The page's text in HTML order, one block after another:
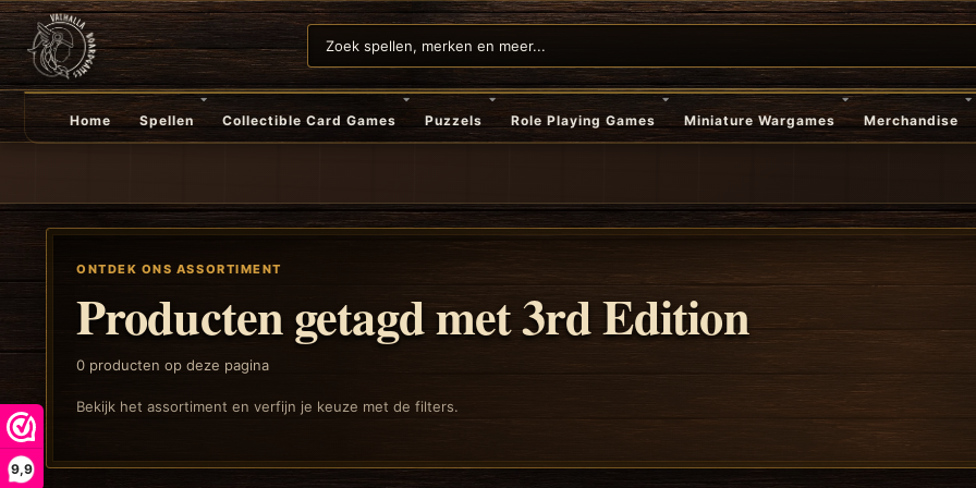
9,9
Home Spellen Collectible Card Games Puzzels Role Playing Games Miniature Wargames Merchandise
ONTDEK ONS ASSORTIMENT
Producten getagd met 3rd Edition
0 producten op deze pagina
Bekijk het assortiment en verfijn je keuze met de filters.